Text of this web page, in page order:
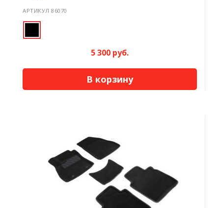
АРТИКУЛ 86070
5 300 руб.
В корзину